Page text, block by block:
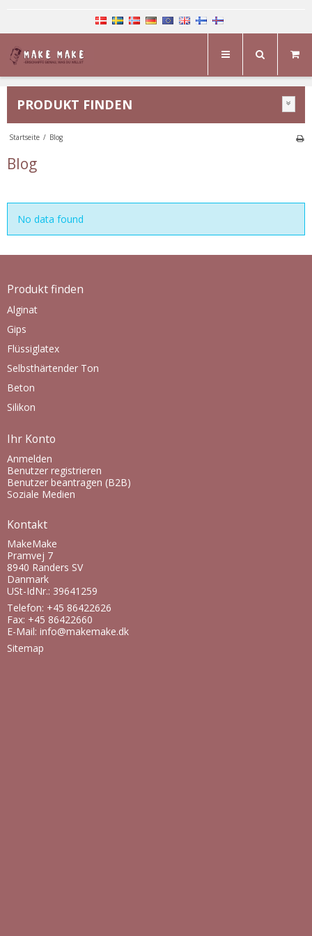
PRODUKT FINDEN
Startseite / Blog
Blog
No data found
Produkt finden
Alginat
Gips
Flüssiglatex
Selbsthärtender Ton
Beton
Silikon
Ihr Konto
Anmelden
Benutzer registrieren
Benutzer beantragen (B2B)
Soziale Medien
Kontakt
MakeMake
Pramvej 7
8940 Randers SV
Danmark
USt-IdNr.: 39641259
Telefon: +45 86422626
Fax: +45 86422660
E-Mail: info@makemake.dk
Sitemap